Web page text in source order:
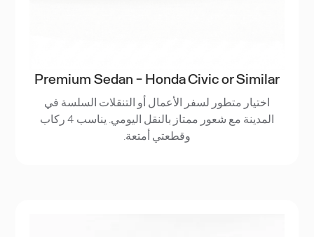
Premium Sedan - Honda Civic or Similar
اختيار متطور لسفر الأعمال أو التنقلات السلسة في
المدينة مع شعور ممتاز بالنقل اليومي. يناسب 4 ركاب
وقطعتي أمتعة.